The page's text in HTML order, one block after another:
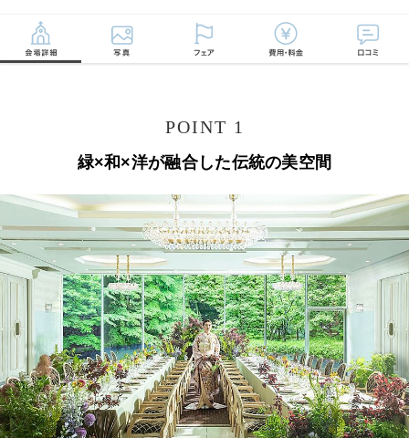
POINT 1
緑×和×洋が融合した伝統の美空間